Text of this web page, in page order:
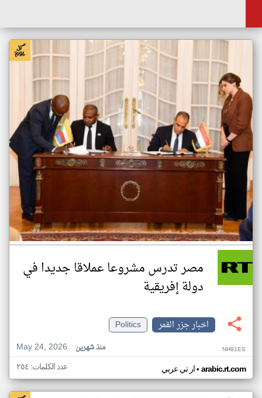
مصر تدرس مشروعا عملاقا جديدا في
دولة إفريقية
اخبار جزر القمر
Politics
May 24, 2026
منذ شهرين NH91ES
ار تي عربي• arabic.rt.com عدد الكلمات: ٢٥٤